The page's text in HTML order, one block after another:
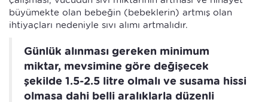
büyümekte olan bebeğin (bebeklerin) artmış olan
ihtiyaçları nedeniyle sıvı alımı artmalıdır.
Günlük alınması gereken minimum
miktar, mevsimine göre değişecek
şekilde 1.5-2.5 litre olmalı ve susama hissi
olmasa dahi belli aralıklarla düzenli